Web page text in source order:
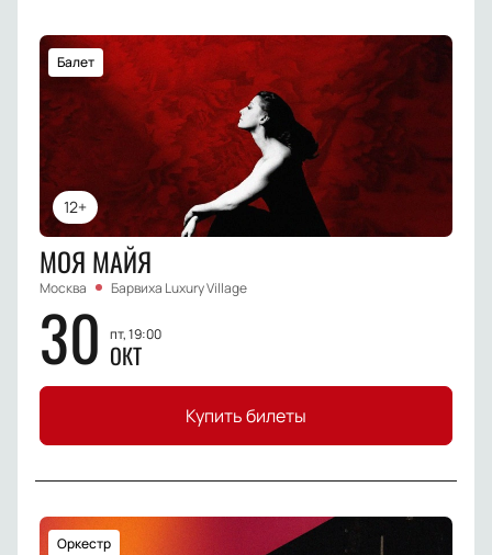
12+
Балет
МОЯ МАЙЯ
Москва Барвиха Luxury Village
30 пт, 19:00
ОКТ
Купить билеты
Оркестр